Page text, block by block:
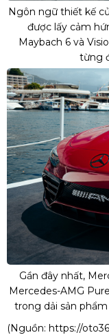
Ngôn ngữ thiết kế
được lấy cảm
Maybach 6 và
từng
Gần đây nhất,
Mercedes-AMG
trong dải sản phẩm
(Nguồn: https://